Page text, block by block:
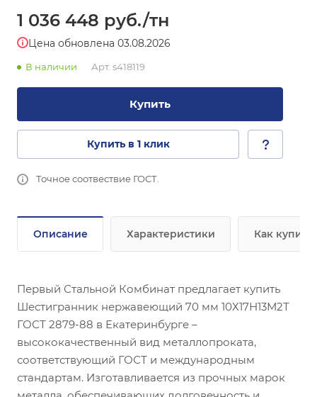
1 036 448 руб./тн
Цена обновлена 03.08.2026
В наличии Арт. s418119
Купить
Купить в 1 клик
Точное соотвествие ГОСТ.
Описание Характеристики Как купить
Первый Стальной Комбинат предлагает купить
Шестигранник нержавеющий 70 мм 10Х17Н13М2Т
ГОСТ 2879-88 в Екатеринбурге –
высококачественный вид металлопроката,
соответствующий ГОСТ и международным
стандартам. Изготавливается из прочных марок